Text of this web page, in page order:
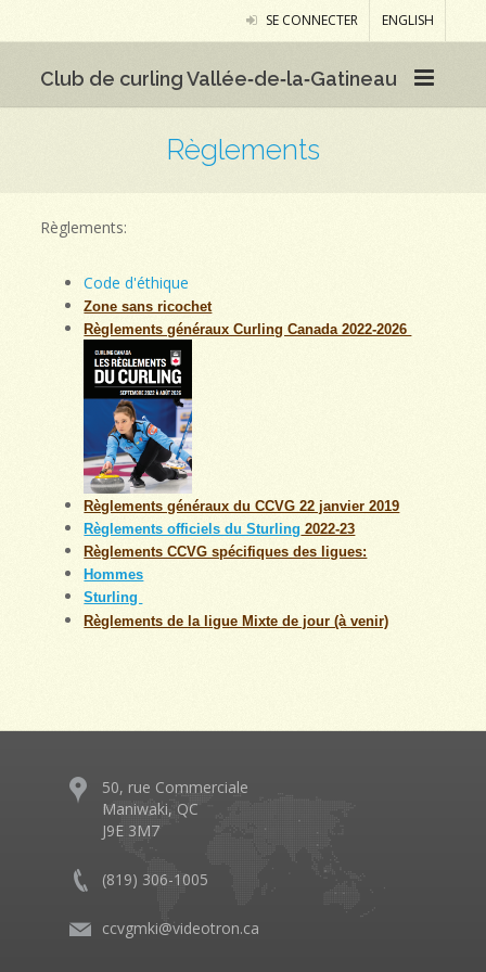
SE CONNECTER ENGLISH
Club de curling Vallée‑de‑la‑Gatineau
Règlements
Règlements:
Code d'éthique
Zone sans ricochet
Règlements généraux Curling Canada 2022-2026
Règlements généraux du CCVG 22 janvier 2019
Règlements officiels du Sturling 2022-23
Règlements CCVG spécifiques des ligues:
Hommes
Sturling
Règlements de la ligue Mixte de jour (à venir)
50, rue Commerciale
Maniwaki, QC
J9E 3M7
(819) 306-1005
ccvgmki@videotron.ca